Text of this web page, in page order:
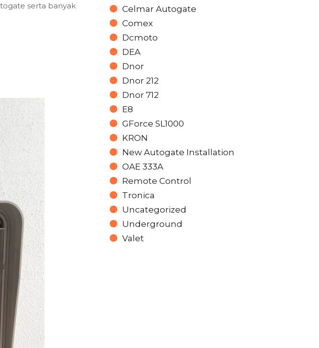
serta banyak
Celmar Autogate
Comex
Dcmoto
DEA
Dnor
Dnor 212
Dnor 712
E8
GForce SL1000
KRON
New Autogate Installation
OAE 333A
Remote Control
Tronica
Uncategorized
Underground
Valet